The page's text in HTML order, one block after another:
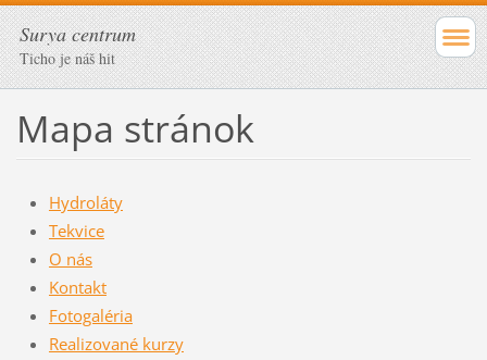
Surya centrum
Ticho je náš hit
Mapa stránok
Hydroláty
Tekvice
O nás
Kontakt
Fotogaléria
Realizované kurzy